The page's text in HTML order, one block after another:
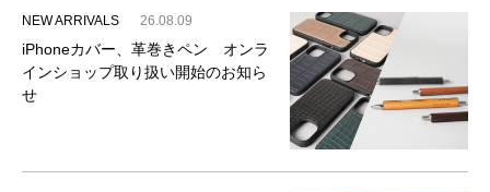
NEW ARRIVALS 26.08.09
iPhoneカバー、革巻きペン オンラ
インショップ取り扱い開始のお知ら
せ